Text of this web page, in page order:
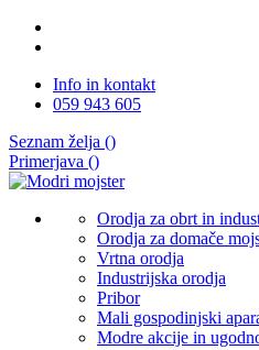
Info in kontakt
059 943 605
Seznam želja ()
Primerjava ()
Orodja za obrt in
Orodja za domače
Vrtna orodja
Industrijska orodja
Pribor
Mali gospodinjski
Modre akcije in